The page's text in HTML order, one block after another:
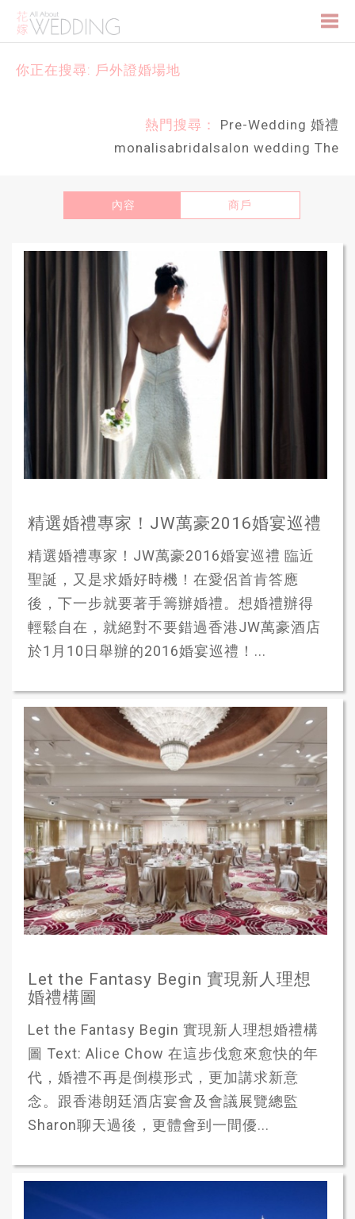
你正在搜尋: 戶外證婚場地
熱門搜尋： Pre-Wedding 婚禮
monalisabridalsalon wedding The
內容 商戶
精選婚禮專家！JW萬豪2016婚宴巡禮
精選婚禮專家！JW萬豪2016婚宴巡禮 臨近
聖誕，又是求婚好時機！在愛侶首肯答應
後，下一步就要著手籌辦婚禮。想婚禮辦得
輕鬆自在，就絕對不要錯過香港JW萬豪酒店
於1月10日舉辦的2016婚宴巡禮！...
Let the Fantasy Begin 實現新人理想
婚禮構圖
Let the Fantasy Begin 實現新人理想婚禮構
圖 Text: Alice Chow 在這步伐愈來愈快的年
代，婚禮不再是倒模形式，更加講求新意
念。跟香港朗廷酒店宴會及會議展覽總監
Sharon聊天過後，更體會到一間優...